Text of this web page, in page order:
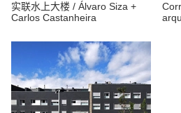
实联水上大楼 / Álvaro Siza +
Carlos Castanheira